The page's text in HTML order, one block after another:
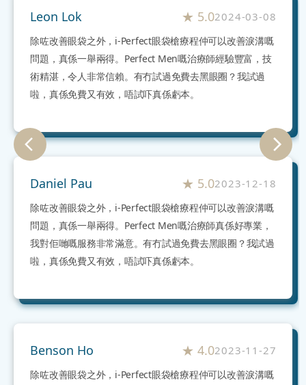
Leon Lok ★ 5.02024-03-08
除咗改善眼袋之外，i-Perfect眼袋槍療程仲可以改善淚溝嘅
問題，真係一舉兩得。Perfect Men嘅治療師經驗豐富，技
術精湛，令人非常信賴。有冇試過免費去黑眼圈？我試過
啦，真係免費又有效，唔試吓真係虧本。
Daniel Pau ★ 5.02023-12-18
除咗改善眼袋之外，i-Perfect眼袋槍療程仲可以改善淚溝嘅
問題，真係一舉兩得。Perfect Men嘅治療師真係好專業，
我對佢哋嘅服務非常滿意。有冇試過免費去黑眼圈？我試過
啦，真係免費又有效，唔試吓真係虧本。
Benson Ho ★4.02023-11-27
除咗改善眼袋之外，i-Perfect眼袋槍療程仲可以改善淚溝嘅